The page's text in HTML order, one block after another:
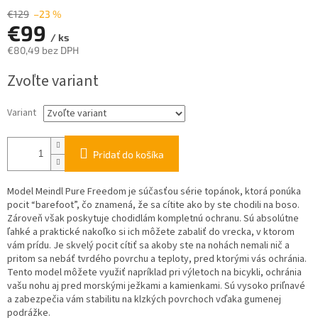
€129 –23 %
€99 / ks
€80,49 bez DPH
cena:
Zvoľte variant
Variant
Pridať do košíka
Model Meindl Pure Freedom je súčasťou série topánok, ktorá ponúka
pocit “barefoot”, čo znamená, že sa cítite ako by ste chodili na boso.
Zároveň však poskytuje chodidlám kompletnú ochranu. Sú absolútne
ľahké a praktické nakoľko si ich môžete zabaliť do vrecka, v ktorom
vám prídu. Je skvelý pocit cítiť sa akoby ste na nohách nemali nič a
pritom sa nebáť tvrdého povrchu a teploty, pred ktorými vás ochránia.
Tento model môžete využiť napríklad pri výletoch na bicykli, ochránia
vašu nohu aj pred morskými ježkami a kamienkami. Sú vysoko priľnavé
a zabezpečia vám stabilitu na klzkých povrchoch vďaka gumenej
podrážke.